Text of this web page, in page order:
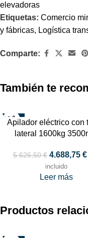
elevadoras
Etiquetas: Comercio
y fábricas, Logística
Comparte:
También te
-17%
AGOTADO
Apilador eléctrico con
lateral 1600kg
5.626,50€ 4.688,75 €
incluido
Leer más
Productos